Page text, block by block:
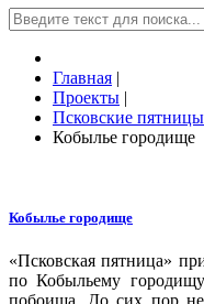
Главная |
Проекты |
Псковские пятницы
Кобылье городище
Кобылье городище
«Псковская пятница»
по Кобыльему